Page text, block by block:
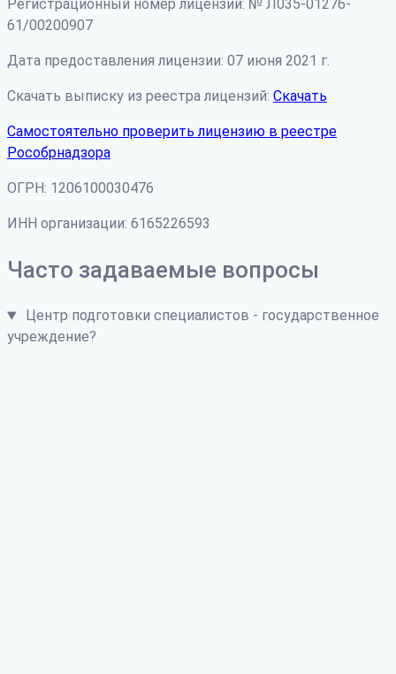
Регистрационный номер лицензии: № Л035-01276-
61/00200907
Дата предоставления лицензии: 07 июня 2021 г.
Скачать выписку из реестра лицензий: Скачать
Самостоятельно проверить лицензию в реестре
Рособрнадзора
ОГРН: 1206100030476
ИНН организации: 6165226593
Часто задаваемые вопросы
Центр подготовки специалистов - государственное
учреждение?